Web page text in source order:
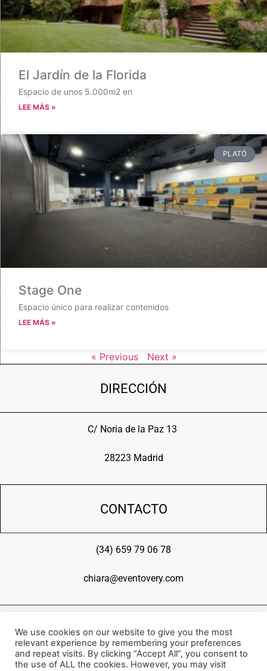
El Jardín de la Florida
Espacio de unos 5.000m2 en
LEE MÁS »
PLATÓ
Stage One
Espacio único para realizar contenidos
LEE MÁS »
« Previous Next »
DIRECCIÓN
C/ Noria de la Paz 13
28223 Madrid
CONTACTO
(34) 659 79 06 78
chiara@eventovery.com
SÍGUENOS
We use cookies on our website to give you the most
relevant experience by remembering your preferences
and repeat visits. By clicking “Accept All”, you consent to
the use of ALL the cookies. However, you may visit